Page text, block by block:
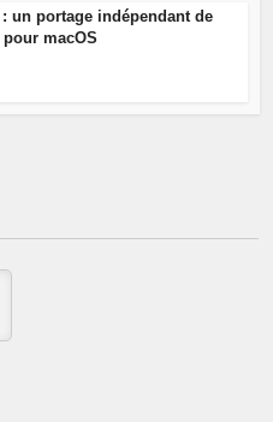
: un portage indépendant de
pour macOS